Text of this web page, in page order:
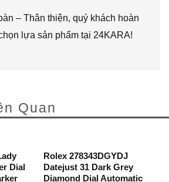
– Thân thiện, quý khách hoàn
lựa sản phẩm tại 24KARA!
Quan
Dial
Rolex 278343DGYDJ
Datejust 31 Dark Grey
Diamond Dial Automatic